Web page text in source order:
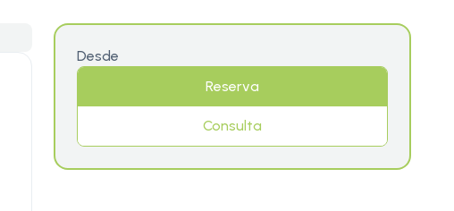
Desde
Reserva
Consulta